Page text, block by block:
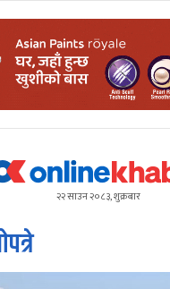
२२ साउन २०८३, शुक्रबार